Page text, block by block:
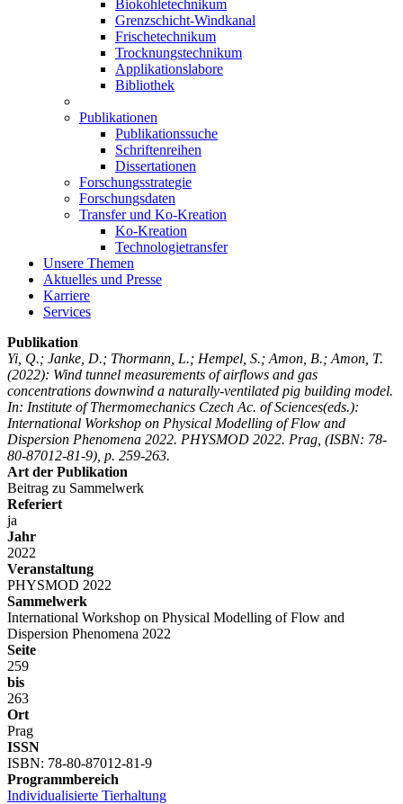
Biokohletechnikum
Grenzschicht-Windkanal
Frischetechnikum
Trocknungstechnikum
Applikationslabore
Bibliothek
Publikationen
Publikationssuche
Schriftenreihen
Dissertationen
Forschungsstrategie
Forschungsdaten
Transfer und Ko-Kreation
Ko-Kreation
Technologietransfer
Unsere Themen
Aktuelles und Presse
Karriere
Services
Publikation
Yi, Q.; Janke, D.; Thormann, L.; Hempel, S.; Amon, B.; Amon, T.
(2022): Wind tunnel measurements of airflows and gas
concentrations downwind a naturally-ventilated pig building model.
In: Institute of Thermomechanics Czech Ac. of Sciences(eds.):
International Workshop on Physical Modelling of Flow and
Dispersion Phenomena 2022. PHYSMOD 2022. Prag, (ISBN: 78-
80-87012-81-9), p. 259-263.
Art der Publikation
Beitrag zu Sammelwerk
Referiert
ja
Jahr
2022
Veranstaltung
PHYSMOD 2022
Sammelwerk
International Workshop on Physical Modelling of Flow and
Dispersion Phenomena 2022
Seite
259
bis
263
Ort
Prag
ISSN
ISBN: 78-80-87012-81-9
Programmbereich
Individualisierte Tierhaltung